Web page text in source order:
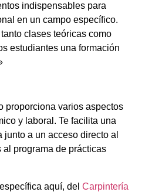
indispensables para
en un campo específico.
clases teóricas como
estudiantes una formación
proporciona varios aspectos
y laboral. Te facilita una
a un acceso directo al
programa de prácticas
aquí, del Carpintería